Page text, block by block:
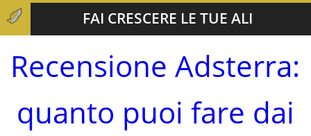
FAI CRESCERE LE TUE ALI
Recensione Adsterra:
quanto puoi fare dai